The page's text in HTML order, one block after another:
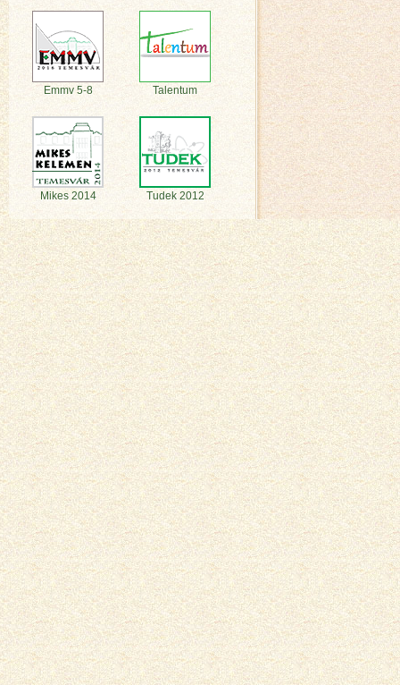
Emmv 5-8 Talentum
Mikes 2014 Tudek 2012